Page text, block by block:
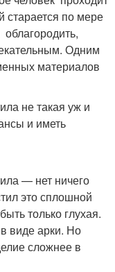
старается по мере
Одним
материалов
не такая уж и
и иметь
— нет ничего
это сплошной
только глухая.
виде арки. Но
сложнее в